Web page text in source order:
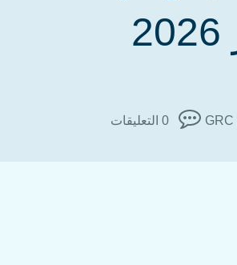
0 التعليقات